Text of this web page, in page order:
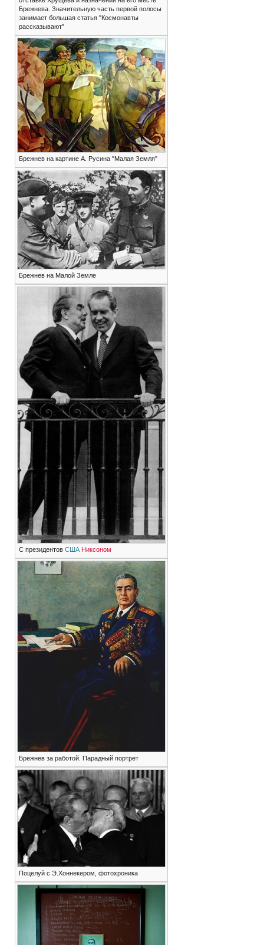
Брежнева. Значительную часть первой полосы
занимает большая статья "Космонавты
рассказывают"
Брежнев на картине А. Русина "Малая Земля"
Брежнев на Малой Земле
С президентов США Никсоном
Брежнев за работой. Парадный портрет
Поцелуй с Э.Хоннекером, фотохроника